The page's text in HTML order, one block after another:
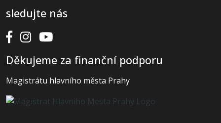
sledujte nás
Děkujeme za finanční podporu
Magistrátu hlavního města Prahy